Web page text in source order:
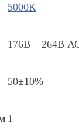
5000К
176В – 264В
50±10%
1